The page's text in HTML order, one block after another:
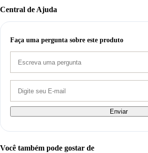
Central de Ajuda
Faça uma pergunta sobre este produto
Enviar
Você também pode gostar de